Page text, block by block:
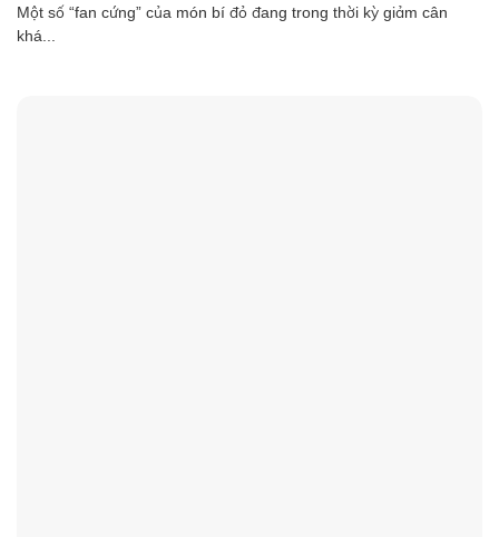
Một số “fan cứng” của món bí đỏ đang trong thời kỳ giảm cân
khá...